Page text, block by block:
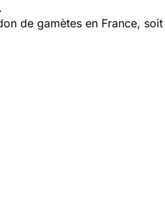
de gamètes en France,